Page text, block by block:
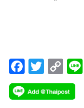
F
ac
e
T
wi
tt
C
o
p